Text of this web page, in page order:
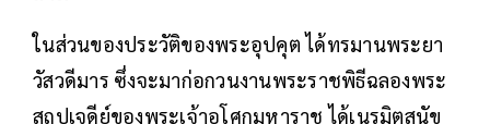
ในส่วนของประวัติของพระอุปคุต ได้ทรมานพระยา
วัสวดีมาร ซึ่งจะมาก่อกวนงานพระราชพิธีฉลองพระ
สถูปเจดีย์ของพระเจ้าอโศกมหาราช ได้เนรมิตสุนัข